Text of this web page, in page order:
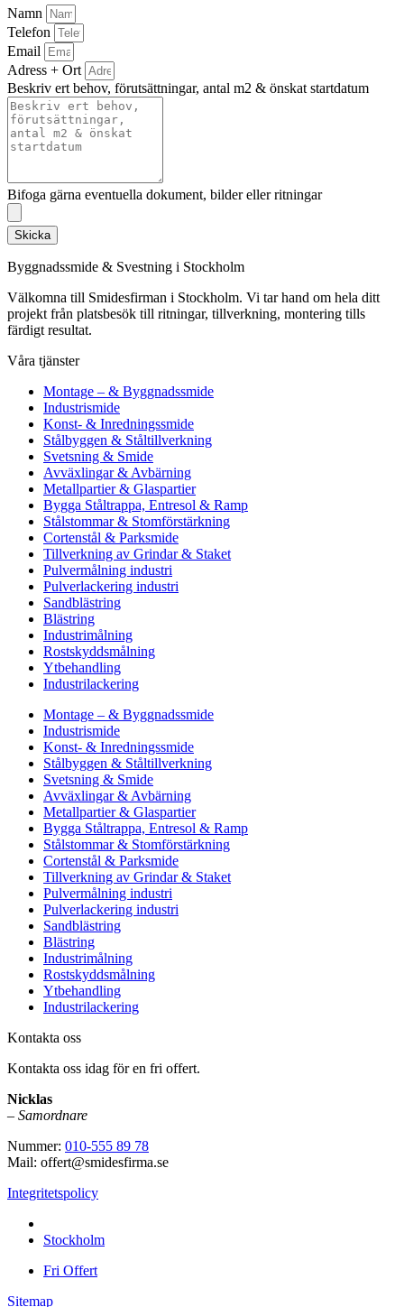
Namn
Telefon
Email
Adress + Ort
Beskriv ert behov, förutsättningar, antal m2 & önskat startdatum
Bifoga gärna eventuella dokument, bilder eller ritningar
Skicka
Byggnadssmide & Svestning i Stockholm
Välkomna till Smidesfirman i Stockholm. Vi tar hand om hela ditt
projekt från platsbesök till ritningar, tillverkning, montering tills
färdigt resultat.
Våra tjänster
Montage – & Byggnadssmide
Industrismide
Konst- & Inredningssmide
Stålbyggen & Ståltillverkning
Svetsning & Smide
Avväxlingar & Avbärning
Metallpartier & Glaspartier
Bygga Ståltrappa, Entresol & Ramp
Stålstommar & Stomförstärkning
Cortenstål & Parksmide
Tillverkning av Grindar & Staket
Pulvermålning industri
Pulverlackering industri
Sandblästring
Blästring
Industrimålning
Rostskyddsmålning
Ytbehandling
Industrilackering
Montage – & Byggnadssmide
Industrismide
Konst- & Inredningssmide
Stålbyggen & Ståltillverkning
Svetsning & Smide
Avväxlingar & Avbärning
Metallpartier & Glaspartier
Bygga Ståltrappa, Entresol & Ramp
Stålstommar & Stomförstärkning
Cortenstål & Parksmide
Tillverkning av Grindar & Staket
Pulvermålning industri
Pulverlackering industri
Sandblästring
Blästring
Industrimålning
Rostskyddsmålning
Ytbehandling
Industrilackering
Kontakta oss
Kontakta oss idag för en fri offert.
Nicklas
– Samordnare
Nummer: 010-555 89 78
Mail: offert@smidesfirma.se
Integritetspolicy
Stockholm
Fri Offert
Sitemap